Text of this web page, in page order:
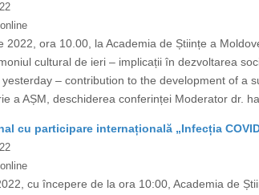
2022, ora 10.00, la Academia de Științe a
cultural de ieri – implicații în dezvoltarea
yesterday – contribution to the development of
a AȘM, deschiderea conferinței Moderator dr.
cu participare internațională „Infecția
cu începere de la ora 10:00, Academia de